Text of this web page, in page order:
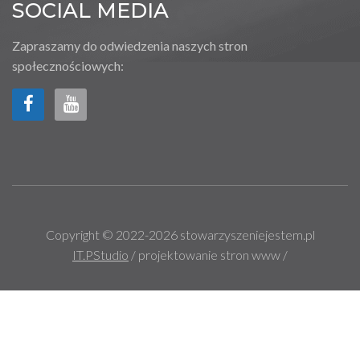
SOCIAL MEDIA
Zapraszamy do odwiedzenia naszych stron
społecznościowych:
Copyright © 2022-2026 stowarzyszeniejestem.pl
IT.PStudio / projektowanie stron www /